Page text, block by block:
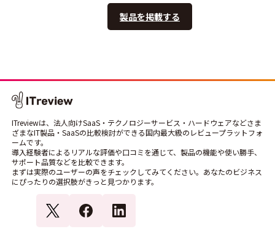
製品を掲載する
ITreviewは、法人向けSaaS・テクノロジーサービス・ハードウェアなどさま
ざまなIT製品・SaaSの比較検討ができる国内最大級のレビュープラットフォ
ームです。
導入経験者によるリアルな評価や口コミを通じて、製品の機能や使い勝手、
サポート品質などを比較できます。
まずは実際のユーザーの声をチェックしてみてください。あなたのビジネス
にぴったりの選択肢がきっと見つかります。